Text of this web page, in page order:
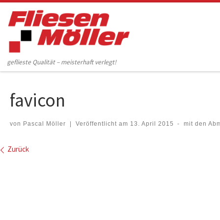
Zum Inhalt springen
geflieste Qualität – meisterhaft verlegt!
favicon
von Pascal Möller Veröffentlicht am 13. April 2015 - mit den
Bilder Navigation
Zurück